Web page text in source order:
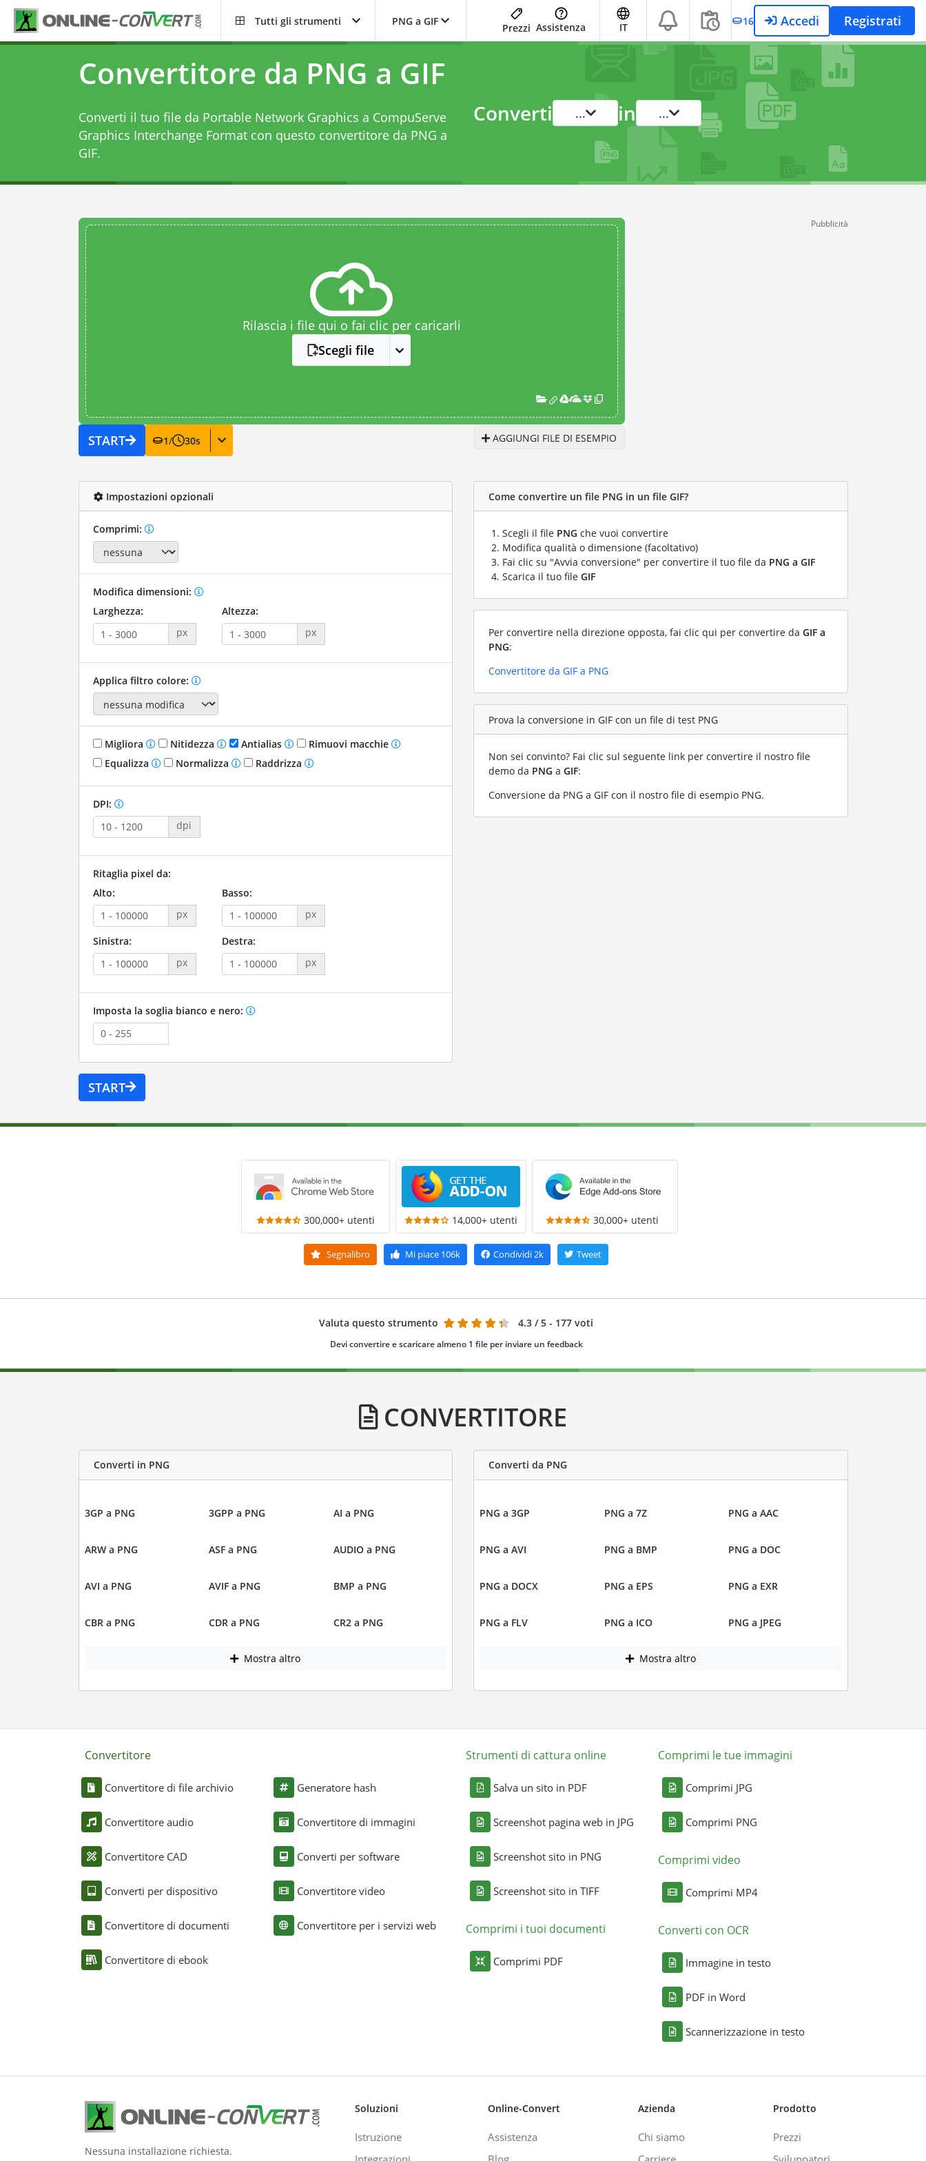
Tutti gli strumenti PNG a GIF
Prezzi Assistenza IT 16 Accedi Registrati
Convertitore da PNG a GIF
Converti il tuo file da Portable Network Graphics a CompuServe
Graphics Interchange Format con questo convertitore da PNG a
GIF.
Converti ... in ...
Rilascia i file qui o fai clic per caricarli
Scegli file
START 1/ 30s AGGIUNGI FILE DI ESEMPIO
Pubblicità
Impostazioni opzionali
Comprimi:
Modifica dimensioni:
Larghezza:
px
Altezza:
px
Applica filtro colore:
Migliora Nitidezza Antialias
Rimuovi macchie
Equalizza
Normalizza Raddrizza
DPI:
dpi
Ritaglia pixel da:
Alto:
px
Basso:
px
Sinistra:
px
Destra:
px
Imposta la soglia bianco e nero:
START
Come convertire un file PNG in un file GIF?
Scegli il file PNG che vuoi convertire
Modifica qualità o dimensione (facoltativo)
Fai clic su "Avvia conversione" per convertire il tuo file da PNG a GIF
Scarica il tuo file GIF
Per convertire nella direzione opposta, fai clic qui per convertire da GIF a
PNG:
Convertitore da GIF a PNG
Prova la conversione in GIF con un file di test PNG
Non sei convinto? Fai clic sul seguente link per convertire il nostro file
demo da PNG a GIF:
Conversione da PNG a GIF con il nostro file di esempio PNG.
300,000+ utenti 14,000+ utenti 30,000+ utenti
Segnalibro Mi piace 106k Condividi2k Tweet
Valuta questo strumento 4.3 / 5 - 177 voti
Devi convertire e scaricare almeno 1 file per inviare un feedback
CONVERTITORE
Converti in PNG
3GP a PNG 3GPP a PNG AI a PNG
ARW a PNG ASF a PNG AUDIO a PNG
AVI a PNG AVIF a PNG BMP a PNG
CBR a PNG CDR a PNG CR2 a PNG
Mostra altro
Converti da PNG
PNG a 3GP PNG a 7Z PNG a AAC
PNG a AVI PNG a BMP PNG a DOC
PNG a DOCX PNG a EPS PNG a EXR
PNG a FLV PNG a ICO PNG a JPEG
Mostra altro
Convertitore
Convertitore di file archivio
Convertitore audio
Convertitore CAD
Converti per dispositivo
Convertitore di documenti
Convertitore di ebook
Generatore hash
Convertitore di immagini
Converti per software
Convertitore video
Convertitore per i servizi web
Strumenti di cattura online
Salva un sito in PDF
Screenshot pagina web in JPG
Screenshot sito in PNG
Screenshot sito in TIFF
Comprimi i tuoi documenti
Comprimi PDF
Comprimi le tue immagini
Comprimi JPG
Comprimi PNG
Comprimi video
Comprimi MP4
Converti con OCR
Immagine in testo
PDF in Word
Scannerizzazione in testo
Nessuna installazione richiesta.
Soluzioni
Istruzione
Online-Convert
Assistenza
Azienda
Chi siamo
Prodotto
Prezzi